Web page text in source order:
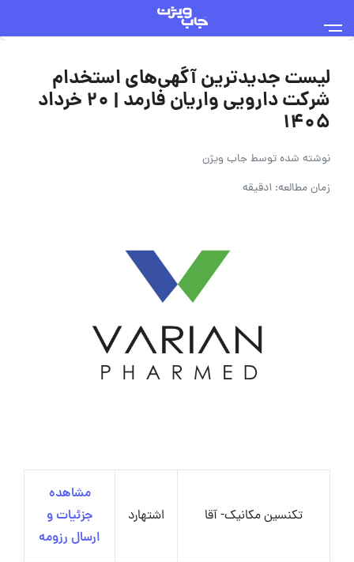
لیست جدیدترین آگهی‌های استخدام
شرکت دارویی واریان فارمد | ۲۰ خرداد
۱۴۰۵
نوشته شده توسطجاب ویژن
زمان مطالعه: 1دقیقه
تکنسین مکانیک- آقا اشتهارد
مشاهده
جزئیات و
ارسال رزومه